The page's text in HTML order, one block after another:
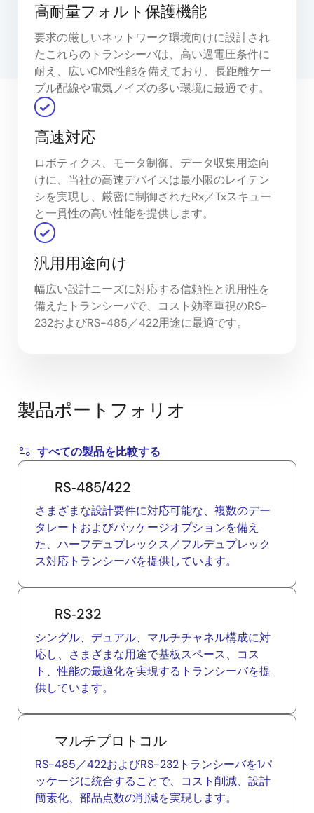
高耐量フォルト保護機能
要求の厳しいネットワーク環境向けに設計され
たこれらのトランシーバは、高い過電圧条件に
耐え、広いCMR性能を備えており、長距離ケー
ブル配線や電気ノイズの多い環境に最適です。
高速対応
ロボティクス、モータ制御、データ収集用途向
けに、当社の高速デバイスは最小限のレイテン
シを実現し、厳密に制御されたRx／Txスキュー
と一貫性の高い性能を提供します。
汎用用途向け
幅広い設計ニーズに対応する信頼性と汎用性を
備えたトランシーバで、コスト効率重視のRS-
232およびRS-485／422用途に最適です。
製品ポートフォリオ
すべての製品を比較する
RS‑485/422
さまざまな設計要件に対応可能な、複数のデー
タレートおよびパッケージオプションを備え
た、ハーフデュプレックス／フルデュプレック
ス対応トランシーバを提供しています。
RS‑232
シングル、デュアル、マルチチャネル構成に対
応し、さまざまな用途で基板スペース、コス
ト、性能の最適化を実現するトランシーバを提
供しています。
マルチプロトコル
RS-485／422およびRS-232トランシーバを1パ
ッケージに統合することで、コスト削減、設計
簡素化、部品点数の削減を実現します。